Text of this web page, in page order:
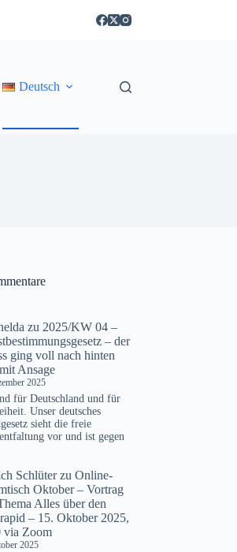
Deutsch
zu 2025/KW 04 –
– der
ging voll nach hinten
Ansage
2025
für Deutschland und für
Unser deutsches
sieht die freie
vor und ist gegen
Schlüterzu Online-
Oktober – Vortrag
Alles über den
– 15. Oktober 2025,
via Zoom
2025